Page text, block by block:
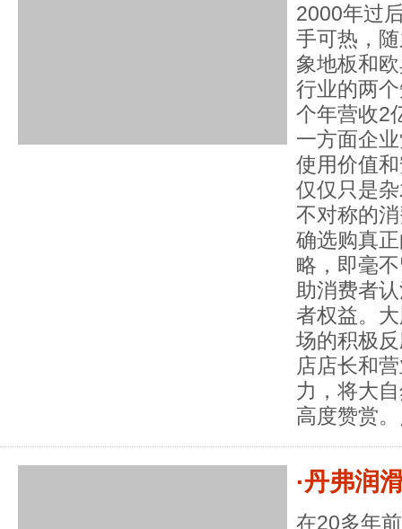
2000年过
手可热，
象地板和
行业的两
个年营收2
一方面企
使用价值
仅仅只是
不对称的
确选购真
略，即毫
助消费者
者权益。
场的积极
店店长和
力，将大
高度赞赏
·丹弗润
在20多年